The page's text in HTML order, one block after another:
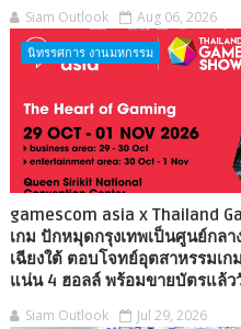
Siam Outlook Aug 06, 2026
นิทรรศการ งานมหกรรม
gamescom asia x Thailand
เกม ปักหมุดกรุงเทพเป็นศูนย์กล
เฉียงใต้ ตอบโจทย์อุตสาหรรมเ
แน่น 4 ฮอลล์ พร้อมขายบัตรแล้ว
Siam Outlook Jul 29, 2026